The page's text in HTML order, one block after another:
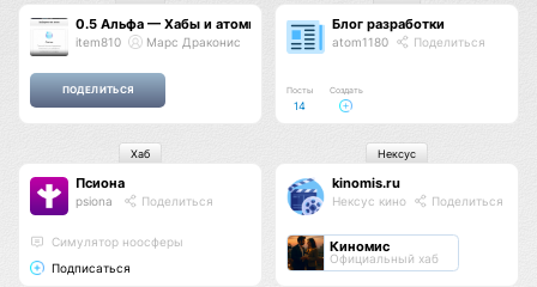
0.5 Альфа — Хабы и атомы
item810 Марс Драконис
Блог разработки
atom1180 Поделиться
Посты
14
Создать
Псиона
psiona Поделиться
Cимулятор ноосферы
Подписаться
Хаб
kinomis.ru
Нексус кино Поделиться
Киномис
Официальный хаб
Нексус